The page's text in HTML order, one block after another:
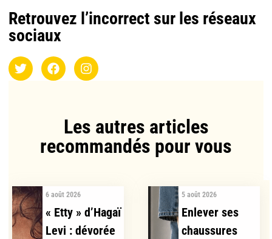
Retrouvez l’incorrect sur les réseaux
sociaux
Les autres articles
recommandés pour vous​
6 août 2026
« Etty » d’Hagaï
Levi : dévorée
5 août 2026
Enlever ses
chaussures